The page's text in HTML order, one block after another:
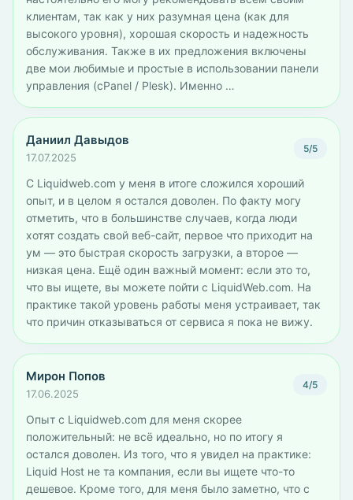
клиентам, так как у них разумная цена (как для
высокого уровня), хорошая скорость и надежность
обслуживания. Также в их предложения включены
две мои любимые и простые в использовании панели
управления (cPanel / Plesk). Именно …
Даниил Давыдов
17.07.2025
5/5
С Liquidweb.com у меня в итоге сложился хороший
опыт, и в целом я остался доволен. По факту могу
отметить, что в большинстве случаев, когда люди
хотят создать свой веб-сайт, первое что приходит на
ум — это быстрая скорость загрузки, а второе —
низкая цена. Ещё один важный момент: если это то,
что вы ищете, вы можете пойти с LiquidWeb.com. На
практике такой уровень работы меня устраивает, так
что причин отказываться от сервиса я пока не вижу.
Мирон Попов
17.06.2025
4/5
Опыт с Liquidweb.com для меня скорее
положительный: не всё идеально, но по итогу я
остался доволен. Из того, что я увидел на практике:
Liquid Host не та компания, если вы ищете что-то
дешевое. Кроме того, для меня было заметно, что с